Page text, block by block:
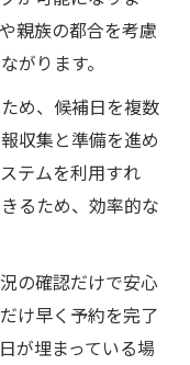
親族の都合を考慮
がります。
め、候補日を複数
収集と準備を進め
テムを利用すれ
るため、効率的な
の確認だけで安心
け早く予約を完了
が埋まっている場